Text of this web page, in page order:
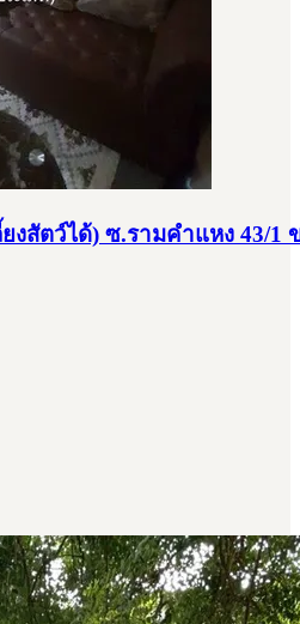
งสัตว์ได้) ซ.รามคำแหง 43/1